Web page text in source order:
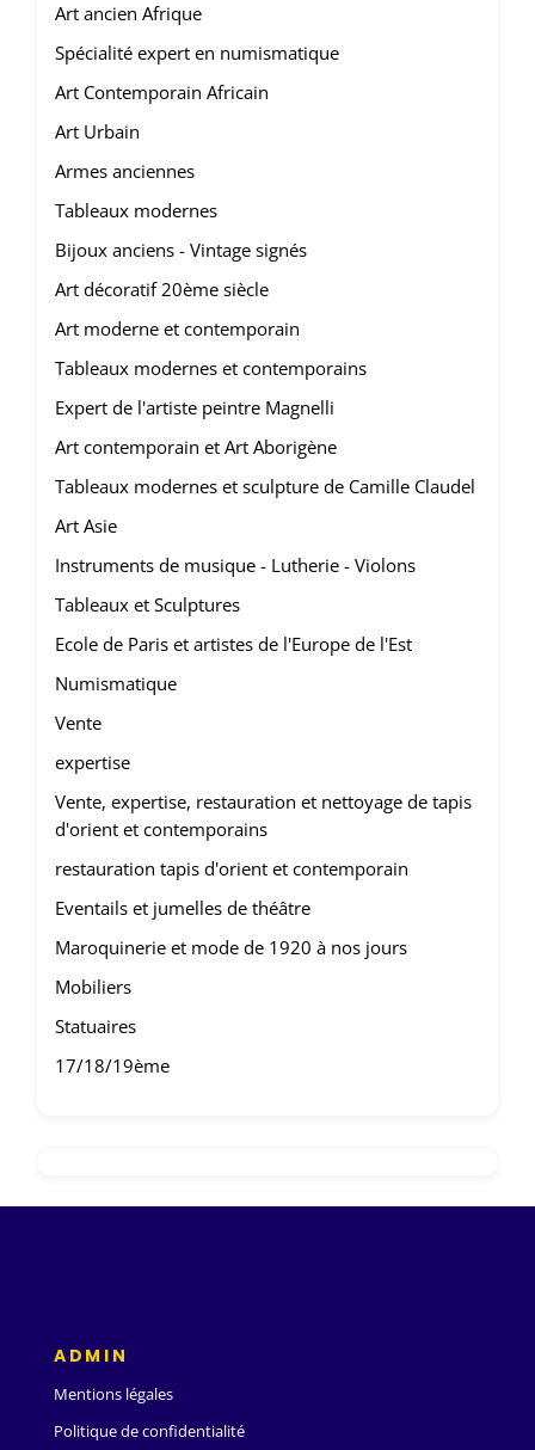
Art ancien Afrique
Spécialité expert en numismatique
Art Contemporain Africain
Art Urbain
Armes anciennes
Tableaux modernes
Bijoux anciens - Vintage signés
Art décoratif 20ème siècle
Art moderne et contemporain
Tableaux modernes et contemporains
Expert de l'artiste peintre Magnelli
Art contemporain et Art Aborigène
Tableaux modernes et sculpture de Camille Claudel
Art Asie
Instruments de musique - Lutherie - Violons
Tableaux et Sculptures
Ecole de Paris et artistes de l'Europe de l'Est
Numismatique
Vente
expertise
Vente, expertise, restauration et nettoyage de tapis
d'orient et contemporains
restauration tapis d'orient et contemporain
Eventails et jumelles de théâtre
Maroquinerie et mode de 1920 à nos jours
Mobiliers
Statuaires
17/18/19ème
ADMIN
Mentions légales
Politique de confidentialité